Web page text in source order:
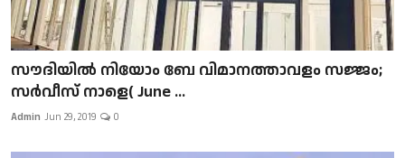
സൗദിയിൽ നിയോം ബേ വിമാനത്താവളം സജ്ജം;
സർവീസ് നാളെ( June ...
Admin Jun 29, 2019 0